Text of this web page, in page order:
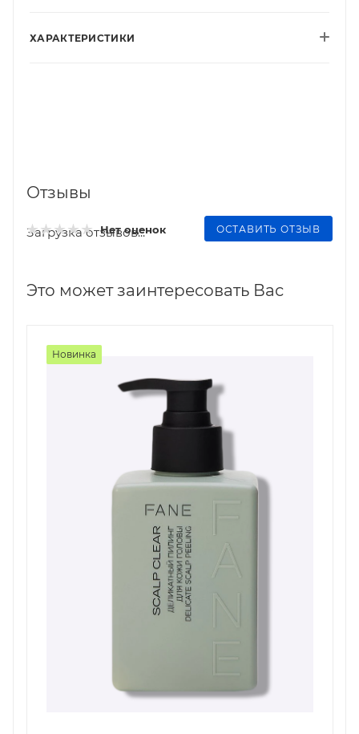
ХАРАКТЕРИСТИКИ
Отзывы
Нет оценок ОСТАВИТЬ ОТЗЫВ
Загрузка отзывов...
Это может заинтересовать Вас
Новинка